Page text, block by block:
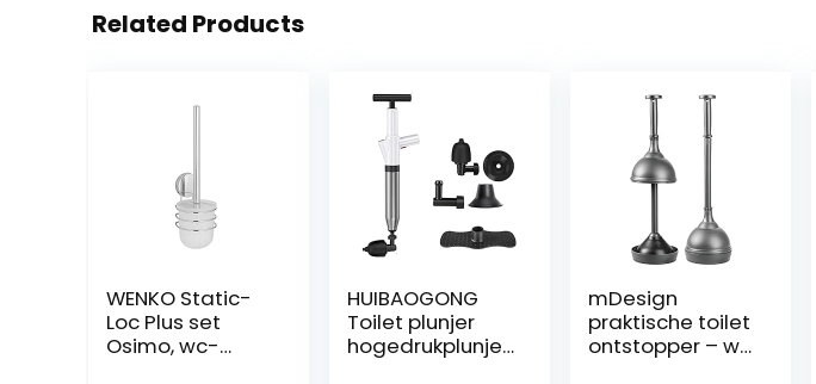
Related Products
WENKO Static-
Loc Plus set
Osimo, wc-
HUIBAOGONG
Toilet plunjer
hogedrukplunjer
mDesign
praktische toilet
ontstopper – wc